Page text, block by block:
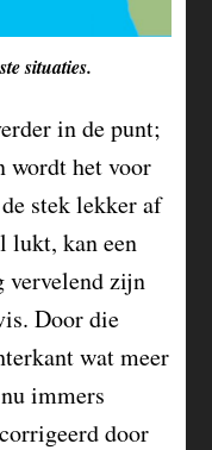
situaties.
in de punt;
wordt het voor
stek lekker af
lukt, kan een
vervelend zijn
Door die
wat meer
immers
door